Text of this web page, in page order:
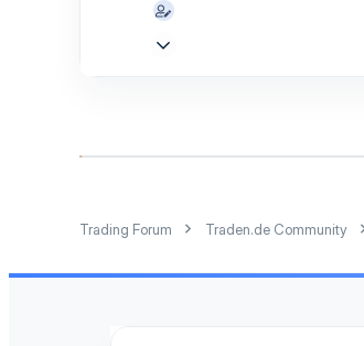
Trading Forum Traden.de Community